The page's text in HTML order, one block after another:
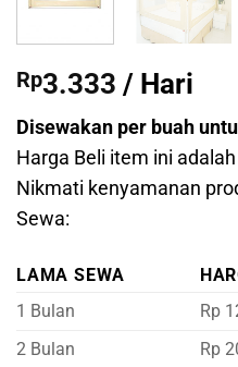
Rp3.333 / Hari
Disewakan per buah
Harga Beli item ini
Nikmati kenyamanan
Sewa:
LAMA SEWA
1 Bulan
Rp
2 Bulan
Rp